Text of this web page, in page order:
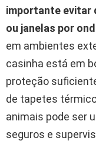
importante evitar
ou janelas por
em ambientes
casinha está em
proteção
de tapetes
animais pode ser
seguros e